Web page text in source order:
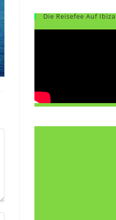
Die Reisefee Auf Ibiza